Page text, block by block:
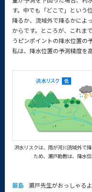
す。中でも「どこで」という
降るか、流域外で降るかによ
からです。ところが、これま
うピンポイントの降水位置の
私は、降水位置の予測精度を
洪水リスクは、雨が河川流域外で
ため、瀬戸助教は、降水
厳島 瀬戸先生がおっしゃる